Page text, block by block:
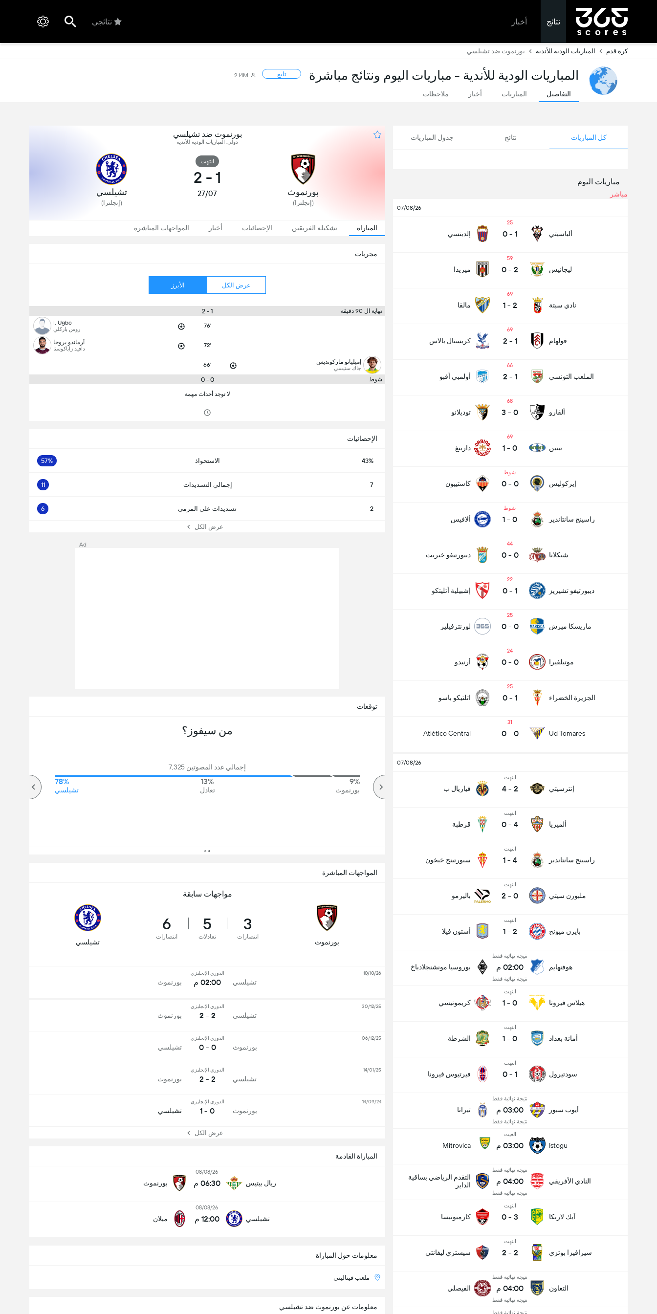
نتائج أخبار نتائجي
كرة قدم المباريات الودية للأندية بورنموث ضد تشيلسي
المباريات الودية للأندية - مباريات اليوم ونتائج مباشرة تابع 2.14M
التفاصيل المباريات أخبار ملاحظات
كل المباريات نتائج جدول المباريات
مباريات اليوم
مباشر
07/08/26
ألباسيتي
25
1
-
0 إلدينسي
ليجانيس
59
2
-
0 ميريدا
نادي سبتة
69
2
-
1 مالقا
فولهام
69
1
-
2 كريستال بالاس
الملعب التونسي
66
1
-
2 أولمبي أقبو
ألفارو
68
0
-
3 توديلانو
تينين
69
0
-
1 دارينغ
إيركوليس
شوط
0
-
0 كاستييون
راسينج سانتاندير
شوط
0
-
1 ألافيس
شيكلانا
44
0
-
0 ديبورتيفو خيريث
ديبورتيفو تشيريز
22
1
-
0 إشبيلية أتليتكو
ماريسكا ميرش
25
0
-
0 لورنتزفيلير
موتيلفيرا
24
0
-
0 أرنيدو
الجزيرة الخضراء
25
1
-
0 اتلتيكو باسو
Ud Tomares
31
0
-
0
Atlético Central
07/08/26
إنترسيتي
انتهت
2
-
4 فياريال ب
ألميريا
انتهت
4
-
0 قرطبة
راسينج سانتاندير
انتهت
4
-
1 سبورتينج خيخون
ملبورن سيتي
انتهت
0
-
2 باليرمو
بايرن ميونخ
انتهت
2
-
1 أستون فيلا
هوفنهايم
نتيجة نهائية فقط
02:00 م
نتيجة نهائية فقط
بوروسيا مونشنجلادباخ
هيلاس فيرونا
انتهت
0
-
1 كريمونيسي
أمانة بغداد
انتهت
0
-
1 الشرطة
سودتيرول
انتهت
1
-
0 فيرتيوس فيرونا
أيوب سبور
نتيجة نهائية فقط
03:00 م
نتيجة نهائية فقط
تيرانا
Istogu
الغيت
03:00 م Mitrovica
النادي الأفريقي
نتيجة نهائية فقط
04:00 م
نتيجة نهائية فقط
التقدم الرياضي بساقية
الداير
آيك لارنكا
انتهت
3
-
0 كارميوتيسا
سيرافيزا بوتزي
انتهت
2
-
2 سيستري ليفانتي
التعاون
نتيجة نهائية فقط
04:00 م
نتيجة نهائية فقط
الفيصلي
نتيجة نهائية فقط
بورنموث ضد تشيلسي
دولي, المباريات الودية للأندية
بورنموث
(إنجلترا)
انتهت
1
-
2
27/07 تشيلسي
(إنجلترا)
المباراة تشكيلة الفريقين الإحصائيات أخبار المواجهات المباشرة
مجريات
عرض الكل الأبرز
نهاية ال 90 دقيقة 1 - 2
76'
I. Ugbo
روس باركلي
72' أرماندو بروجا
دافيد زاباكوستا
إميليانو ماركونديس
جاك ستيسي 66'
شوط 0 - 0
لا توجد أحداث مهمة
المباراة القادمة
ريال بيتيس
08/08/26
06:30 م بورنموث
تشيلسي
08/08/26
12:00 م ميلان
الإحصائيات
43% الاستحواذ 57%
7 إجمالي التسديدات 11
2 تسديدات على المرمى 6
عرض الكل
معلومات حول المباراة
ملعب فيتاليتي
توقعات
من سيفوز؟
إجمالي عدد المصوتين 7,325
9%
بورنموث
13%
تعادل
78%
تشيلسي
عدد الاهداف (2.5)
المواجهات المباشرة
مواجهات سابقة
بورنموث
3
انتصارات
5
تعادلات
6
انتصارات
تشيلسي
تشيلسي
الدوري الإنجليزي
02:00 م بورنموث
10/10/26
تشيلسي
الدوري الإنجليزي
2 - 2 بورنموث
30/12/25
بورنموث
الدوري الإنجليزي
0 - 0 تشيلسي
06/12/25
تشيلسي
الدوري الإنجليزي
2 - 2 بورنموث
14/01/25
بورنموث
الدوري الإنجليزي
0 - 1 تشيلسي
14/09/24
عرض الكل
Ad
معلومات عن بورنموث ضد تشيلسي